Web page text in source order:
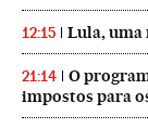
12:15 Lula, uma
21:14
O
impostos para